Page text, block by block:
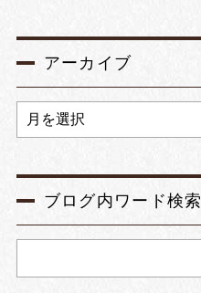
アーカイブ
ブログ内ワード検索